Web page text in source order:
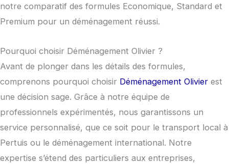
notre comparatif des formules Economique, Standard et
Premium pour un déménagement réussi.
Pourquoi choisir Déménagement Olivier ?
Avant de plonger dans les détails des formules,
comprenons pourquoi choisir Déménagement Olivier est
une décision sage. Grâce à notre équipe de
professionnels expérimentés, nous garantissons un
service personnalisé, que ce soit pour le transport local à
Pertuis ou le déménagement international. Notre
expertise s’étend des particuliers aux entreprises,